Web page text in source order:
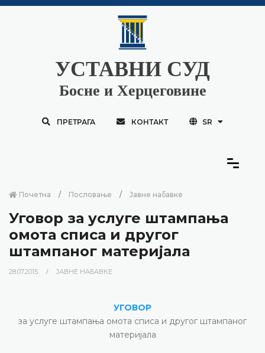
УСТАВНИ СУД
Босне и Херцеговине
ПРЕТРАГА КОНТАКТ SR
Почетна Пословање Јавне набавке
Уговор за услуге штампања
омота списа и другог
штампаног материјала
28.07.2015. ЈАВНЕ НАБАВКЕ
УГОВОР
за услуге штампања омота списа и другог штампаног
материјала